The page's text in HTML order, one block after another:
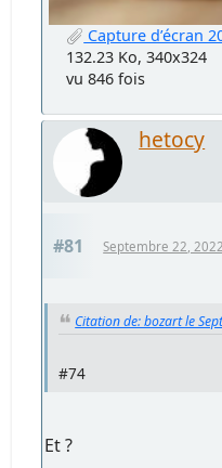
Capture d’écran
132.23 Ko, 340x324
vu 846 fois
hetocy
#81 Septembre 22,
Citation de: bozart le
#74
Et ?